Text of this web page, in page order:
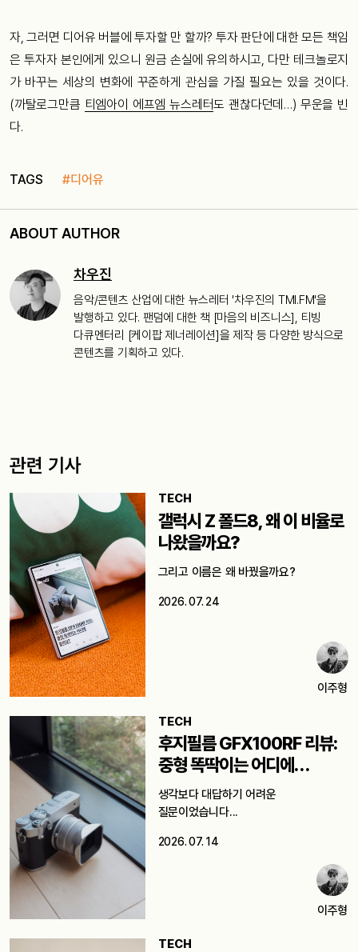
자, 그러면 디어유 버블에 투자할 만 할까? 투자 판단에 대한 모든 책임
은 투자자 본인에게 있으니 원금 손실에 유의하시고, 다만 테크놀로지
가 바꾸는 세상의 변화에 꾸준하게 관심을 가질 필요는 있을 것이다.
(까탈로그만큼 티엠아이 에프엠 뉴스레터도 괜찮다던데…) 무운을 빈
다.
TAGS #디어유
ABOUT AUTHOR
차우진
음악/콘텐츠 산업에 대한 뉴스레터 '차우진의 TMI.FM'을
발행하고 있다. 팬덤에 대한 책 [마음의 비즈니스], 티빙
다큐멘터리 [케이팝 제너레이션]을 제작 등 다양한 방식으로
콘텐츠를 기획하고 있다.
관련 기사
TECH
갤럭시 Z 폴드8, 왜 이 비율로
나왔을까요?
그리고 이름은 왜 바꿨을까요?
2026. 07. 24
이주형
TECH
후지필름 GFX100RF 리뷰:
중형 똑딱이는 어디에
쓸까요?
생각보다 대답하기 어려운
질문이었습니다...
2026. 07. 14
이주형
TECH